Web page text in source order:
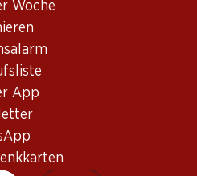
Woche
App